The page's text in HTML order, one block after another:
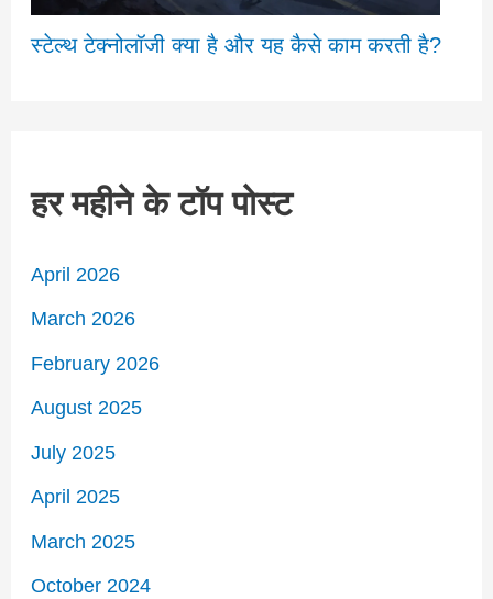
स्टेल्थ टेक्नोलॉजी क्या है और यह कैसे काम करती है?
हर महीने के टॉप पोस्ट
April 2026
March 2026
February 2026
August 2025
July 2025
April 2025
March 2025
October 2024